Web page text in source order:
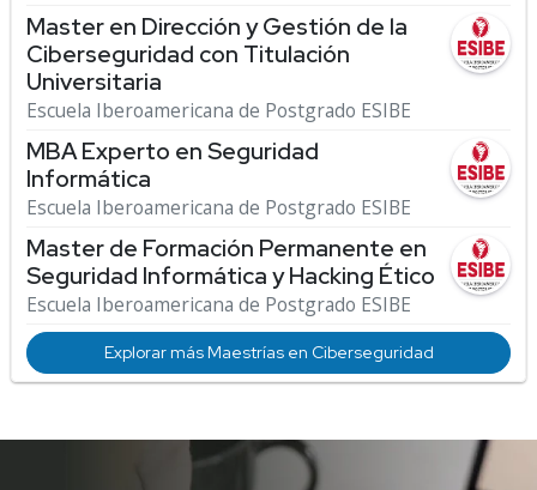
Master en Dirección y Gestión de la
Ciberseguridad con Titulación
Universitaria
Escuela Iberoamericana de Postgrado ESIBE
MBA Experto en Seguridad
Informática
Escuela Iberoamericana de Postgrado ESIBE
Master de Formación Permanente en
Seguridad Informática y Hacking Ético
Escuela Iberoamericana de Postgrado ESIBE
Explorar más Maestrías en Ciberseguridad